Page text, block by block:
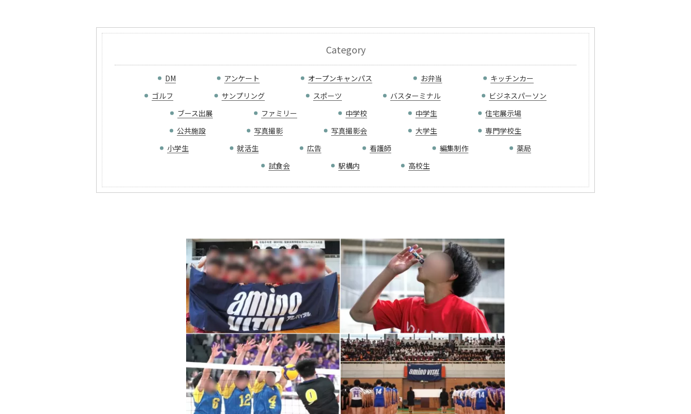
Category
DM アンケート オープンキャンパス お弁当
キッチンカー
ゴルフ
サンプリング スポーツ バスターミナル
ビジネスパーソン
ブース出展
ファミリー 中学校 中学生
住宅展示場
公共施設
写真撮影 写真撮影会 大学生
専門学校生
小学生
就活生 広告 看護師 編集制作
薬局
試食会
駅構内 高校生